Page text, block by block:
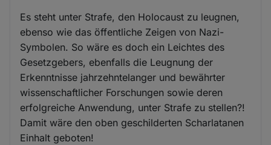
Es steht unter Strafe, den Holocaust zu leugnen,
ebenso wie das öffentliche Zeigen von Nazi-
Symbolen. So wäre es doch ein Leichtes des
Gesetzgebers, ebenfalls die Leugnung der
Erkenntnisse jahrzehntelanger und bewährter
wissenschaftlicher Forschungen sowie deren
erfolgreiche Anwendung, unter Strafe zu stellen?!
Damit wäre den oben geschilderten Scharlatanen
Einhalt geboten!